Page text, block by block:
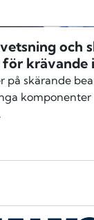
och
för
på skärande